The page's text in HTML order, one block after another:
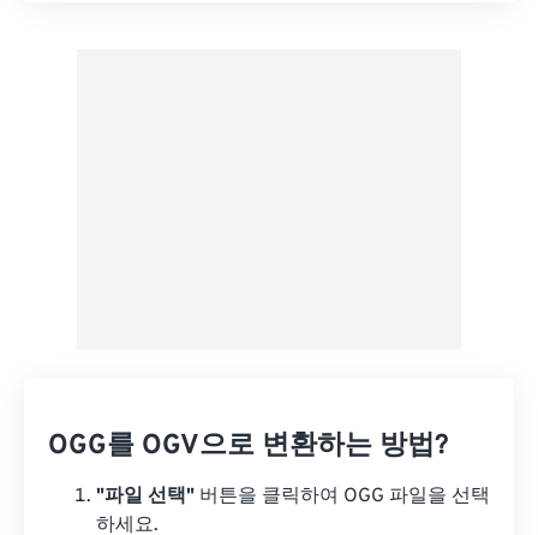
OGG를 OGV으로 변환하는 방법?
"파일 선택" 버튼을 클릭하여 OGG 파일을 선택
하세요.